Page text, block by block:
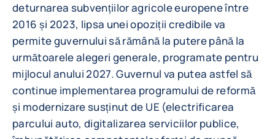
deturnarea subvențiilor agricole europene între
2016 și 2023, lipsa unei opoziții credibile va
permite guvernului să rămână la putere până la
următoarele alegeri generale, programate pentru
mijlocul anului 2027. Guvernul va putea astfel să
continue implementarea programului de reformă
și modernizare susținut de UE (electrificarea
parcului auto, digitalizarea serviciilor publice,